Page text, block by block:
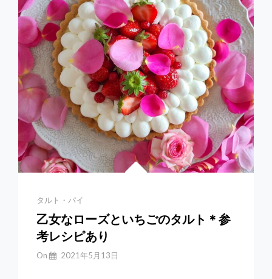
ワ
ー
ズ
の
ム
ー
ス
ケ
ー
キ
Categories
タルト・パイ
乙女なローズといちごのタルト＊参
考レシピあり
By
On 2021年5月13日